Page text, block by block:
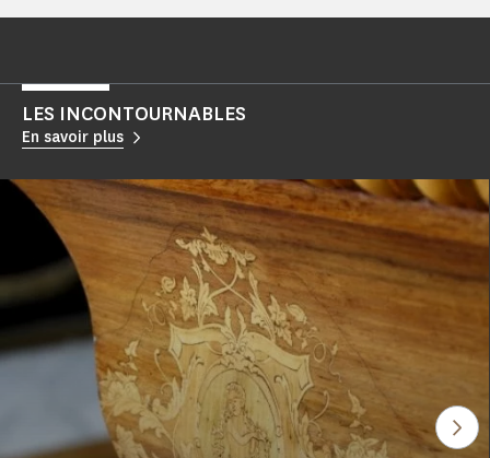
LES INCONTOURNABLES
En savoir plus